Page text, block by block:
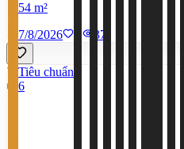
54 m²
7/8/2026
37
Tiêu chuẩn
6